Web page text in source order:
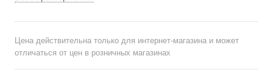
Цена действительна только для интернет-магазина и может
отличаться от цен в розничных магазинах